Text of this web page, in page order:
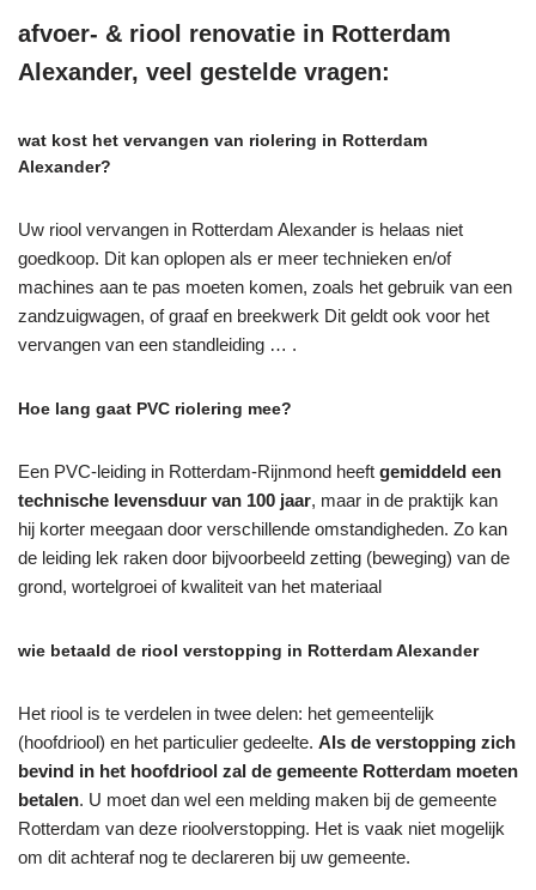
afvoer- & riool renovatie in Rotterdam
Alexander, veel gestelde vragen:
wat kost het vervangen van riolering in Rotterdam
Alexander?
Uw riool vervangen in Rotterdam Alexander is helaas niet
goedkoop. Dit kan oplopen als er meer technieken en/of
machines aan te pas moeten komen, zoals het gebruik van een
zandzuigwagen, of graaf en breekwerk Dit geldt ook voor het
vervangen van een standleiding … .
Hoe lang gaat PVC riolering mee?
Een PVC-leiding in Rotterdam-Rijnmond heeft gemiddeld een
technische levensduur van 100 jaar, maar in de praktijk kan
hij korter meegaan door verschillende omstandigheden. Zo kan
de leiding lek raken door bijvoorbeeld zetting (beweging) van de
grond, wortelgroei of kwaliteit van het materiaal
wie betaald de riool verstopping in Rotterdam Alexander
Het riool is te verdelen in twee delen: het gemeentelijk
(hoofdriool) en het particulier gedeelte. Als de verstopping zich
bevind in het hoofdriool zal de gemeente Rotterdam moeten
betalen. U moet dan wel een melding maken bij de gemeente
Rotterdam van deze rioolverstopping. Het is vaak niet mogelijk
om dit achteraf nog te declareren bij uw gemeente.